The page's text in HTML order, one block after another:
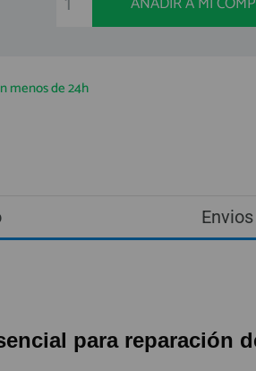
menos de 24h
Envios
para reparación